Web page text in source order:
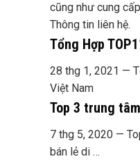
cũng như cung
Thông tin liên hệ.
Tổng Hợp
28 thg 1, 2021 —
Việt Nam
Top 3 trung
7 thg 5, 2020 —
bán lẻ di …